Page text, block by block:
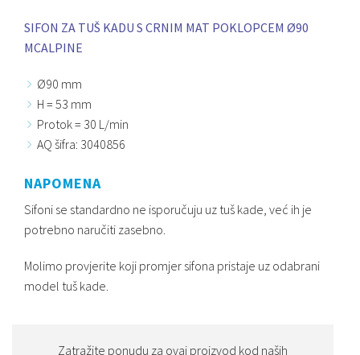
SIFON ZA TUŠ KADU S CRNIM MAT POKLOPCEM Ø90
MCALPINE
Ø90 mm
H = 53 mm
Protok = 30 L/min
AQ šifra: 3040856
NAPOMENA
Sifoni se standardno ne isporučuju uz tuš kade, već ih je
potrebno naručiti zasebno.
Molimo provjerite koji promjer sifona pristaje uz odabrani
model tuš kade.
Zatražite ponudu za ovaj proizvod kod naših